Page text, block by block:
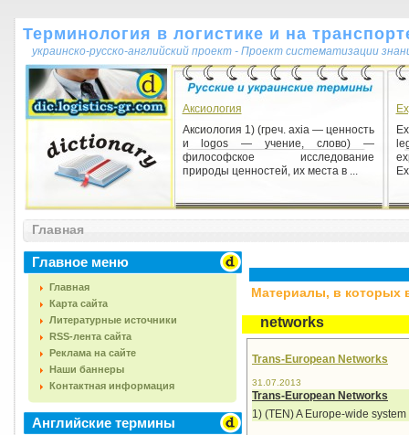
Терминология в логистике и на
украинско-русско-английский проект - Проект систематизации
Аксиология
Аксиология 1) (греч. axia — ценность
и logos — учение, слово) —
философское исследование
природы ценностей, их места в ...
Главная
Главное меню
Главная
Карта сайта
Литературные источники
RSS-лента сайта
Реклама на сайте
Наши баннеры
Контактная информация
Английские термины
Материалы, в которых
networks
Trans-European Networks
31.07.2013
Trans-European Networks
1) (TEN) A Europe-wide